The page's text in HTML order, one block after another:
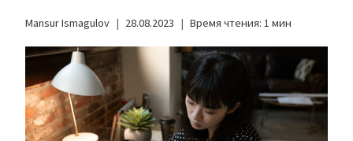
Mansur Ismagulov 28.08.2023 Время чтения: 1 мин